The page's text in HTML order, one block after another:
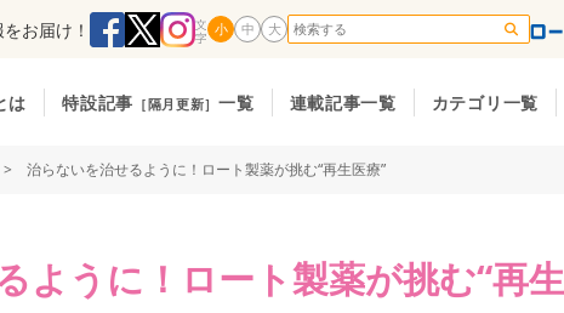
お届け！ 小 中 大
は 特設記事 ［隔月更新］一覧 連載記事一覧 カテゴリ一覧
治らないを治せるように！ロート製薬が挑む“再生医療”
ように！ロート製薬が挑む“再